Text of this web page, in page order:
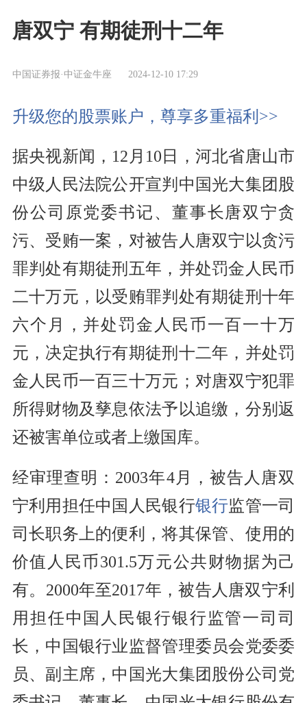
唐双宁 有期徒刑十二年
中国证券报·中证金牛座 2024-12-10 17:29
升级您的股票账户，尊享多重福利>>
据央视新闻，12月10日，河北省唐山市
中级人民法院公开宣判中国光大集团股
份公司原党委书记、董事长唐双宁贪
污、受贿一案，对被告人唐双宁以贪污
罪判处有期徒刑五年，并处罚金人民币
二十万元，以受贿罪判处有期徒刑十年
六个月，并处罚金人民币一百一十万
元，决定执行有期徒刑十二年，并处罚
金人民币一百三十万元；对唐双宁犯罪
所得财物及孳息依法予以追缴，分别返
还被害单位或者上缴国库。
经审理查明：2003年4月，被告人唐双
宁利用担任中国人民银行银行监管一司
司长职务上的便利，将其保管、使用的
价值人民币301.5万元公共财物据为己
有。2000年至2017年，被告人唐双宁利
用担任中国人民银行银行监管一司司
长，中国银行业监督管理委员会党委委
员、副主席，中国光大集团股份公司党